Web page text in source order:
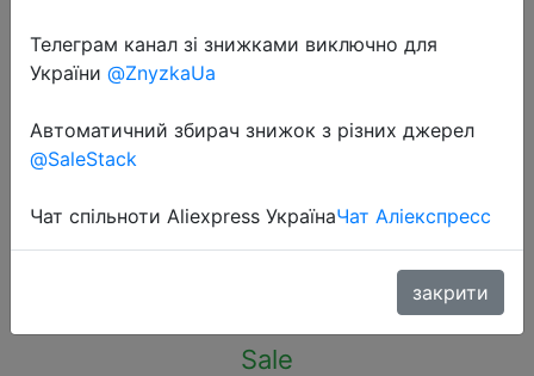
realme Buds Q2s Bluetooth
Headphones 30 Hours Total
Driver AI ENC Noise Cancellation for
Calls
$23.9
Sale
Телеграм канал зі знижками виключно для
України @ZnyzkaUa
Автоматичний збирач знижок з різних джерел
@SaleStack
Чат спільноти Aliexpress УкраїнаЧат Аліекспресс
закрити